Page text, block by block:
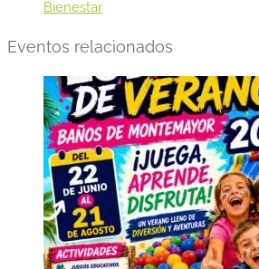
Bienestar
Eventos relacionados